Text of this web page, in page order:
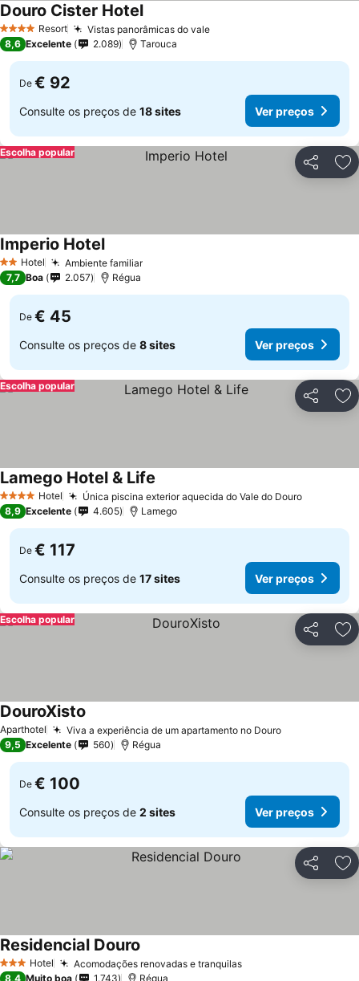
4 EstrelasResort Vistas panorâmicas do vale
Douro Cister Hotel
8,6 Excelente 2.089 Tarouca
De € 92
Consulte os preços de 18 sites Ver preços
Partilhar
Escolha popular
2 Estrelas
Hotel Ambiente familiar
Imperio Hotel
7,7 Boa 2.057 Régua
De € 45
Consulte os preços de 8 sites Ver preços
Partilhar
Escolha popular
4 EstrelasHotel Única piscina exterior aquecida do Vale do Douro
Lamego Hotel & Life
8,9 Excelente 4.605 Lamego
De € 117
Consulte os preços de 17 sites Ver preços
Partilhar
Escolha popular
Aparthotel Viva a experiência de um apartamento no Douro
DouroXisto
9,5 Excelente 560 Régua
De € 100
Consulte os preços de 2 sites Ver preços
Partilhar
3 EstrelasHotel Acomodações renovadas e tranquilas
Residencial Douro
8,4 Muito boa 1.743 Régua